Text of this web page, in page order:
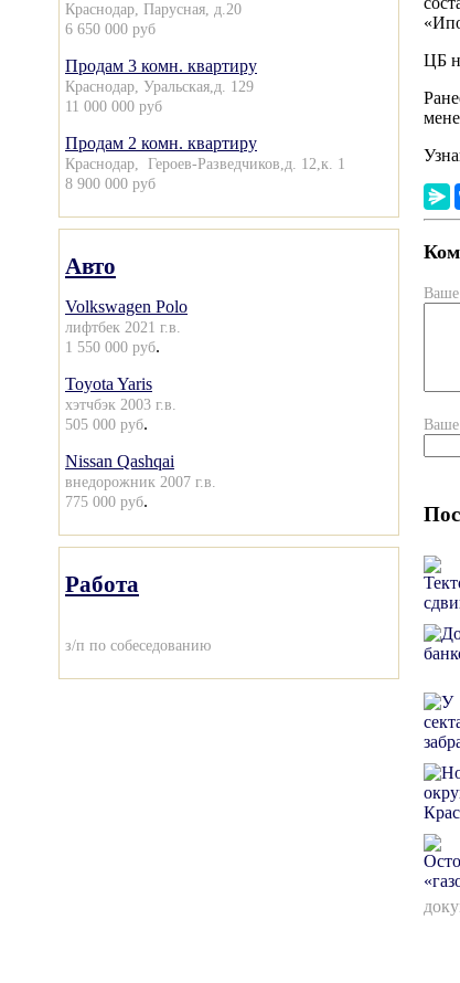
Краснодар, Парусная, д.20
6 650 000 руб
Продам 3 комн. квартиру
Краснодар, Уральская,д. 129
11 000 000 руб
Продам 2 комн. квартиру
Краснодар, Героев-Разведчиков,д. 12,к. 1
8 900 000 руб
Авто
Volkswagen Polo
лифтбек 2021 г.в.
1 550 000 руб.
Toyota Yaris
хэтчбэк 2003 г.в.
505 000 руб.
Nissan Qashqai
внедорожник 2007 г.в.
775 000 руб.
Работа
з/п по собеседованию
ЦБ